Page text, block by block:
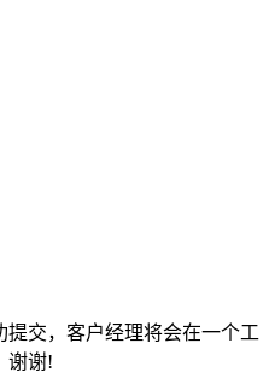
提交，客户经理将会在一个工
谢谢!